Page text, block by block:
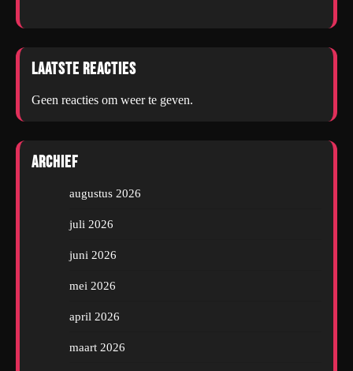
Laatste reacties
Geen reacties om weer te geven.
Archief
augustus 2026
juli 2026
juni 2026
mei 2026
april 2026
maart 2026